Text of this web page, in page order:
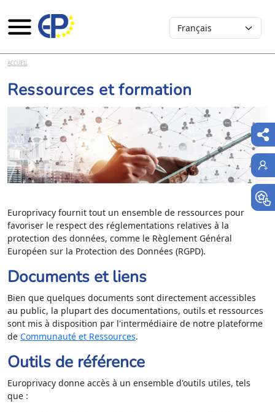
Aller au contenu principal
Select your language
ACCUEIL
Ressources et formation
Europrivacy fournit tout un ensemble de ressources pour
favoriser le respect des réglementations relatives à la
protection des données, comme le Règlement Général
Européen sur la Protection des Données (RGPD).
Documents et liens
Bien que quelques documents sont directement accessibles
au public, la plupart des documentations, outils et ressources
sont mis à disposition par l'intermédiaire de notre plateforme
de Communauté et Ressources.
Outils de référence
Europrivacy donne accès à un ensemble d'outils utiles, tels
que :